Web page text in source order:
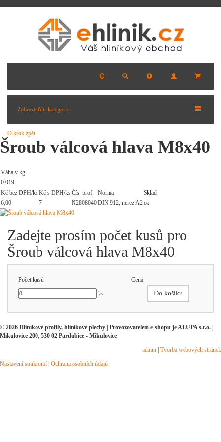
Zobrazit filtr kategorie
O krok zpět
Šroub válcová hlava M8x40
Váha v kg
0.019
Kč bez DPH/ksKč s DPH/ksČís. prof. Norma
Sklad
6,00
7 N2808040DIN 912, nerez A2ok
Zadejte prosím počet kusů pro
Šroub válcová hlava M8x40
Počet kusů
Cena
ks
Do košíku
© 2026 Hliníkové profily, hliníkové plechy | Provozovatelem e-shopu je ALUPA s.r.o. |
Mikulovice 200, 530 02 Pardubice - Mikulovice
admin Tvorba webových stránek
Nastavení soukromí Ochrana osobních údajů